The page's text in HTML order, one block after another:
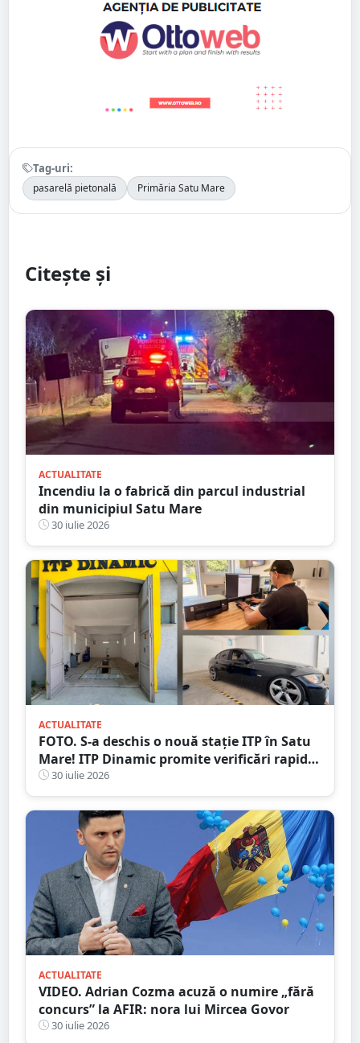
Tag-uri:
pasarelă pietonală Primăria Satu Mare
Citește și
ACTUALITATE
Incendiu la o fabrică din parcul industrial
din municipiul Satu Mare
30 iulie 2026
ACTUALITATE
FOTO. S-a deschis o nouă stație ITP în Satu
Mare! ITP Dinamic promite verificări rapide
și servicii de calitate
30 iulie 2026
ACTUALITATE
VIDEO. Adrian Cozma acuză o numire „fără
concurs” la AFIR: nora lui Mircea Govor
30 iulie 2026